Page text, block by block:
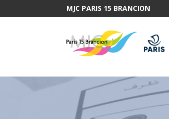
MJC PARIS 15 BRANCION